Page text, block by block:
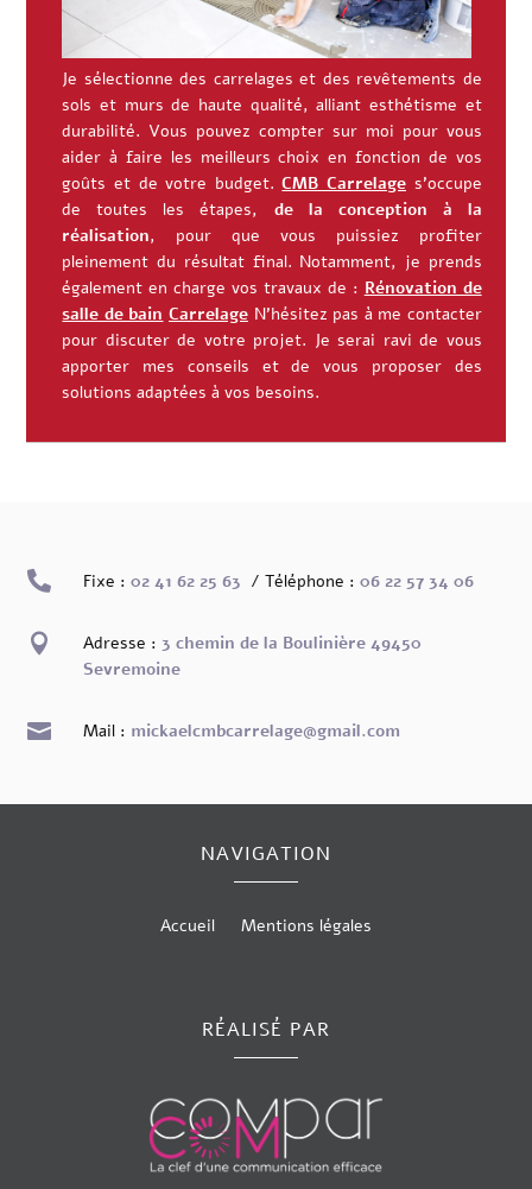
Je sélectionne des carrelages et des revêtements de
sols et murs de haute qualité, alliant esthétisme et
durabilité. Vous pouvez compter sur moi pour vous
aider à faire les meilleurs choix en fonction de vos
goûts et de votre budget.CMB Carrelage s’occupe
de toutes les étapes, de la conception à la
réalisation, pour que vous puissiez profiter
pleinement du résultat final. Notamment, je prends
également en charge vos travaux de : Rénovation de
salle de bain Carrelage N’hésitez pas à me contacter
pour discuter de votre projet. Je serai ravi de vous
apporter mes conseils et de vous proposer des
solutions adaptées à vos besoins.
 Fixe : 02 41 62 25 63 / Téléphone : 06 22 57 34 06
 Adresse : 3 chemin de la Boulinière 49450
Sevremoine
 Mail : mickaelcmbcarrelage@gmail.com
NAVIGATION
Accueil Mentions légales
RÉALISÉ PAR